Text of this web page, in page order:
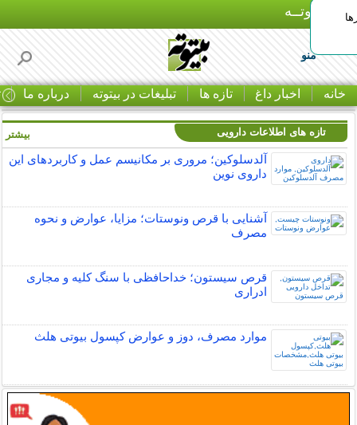
بـیتوتــه
منو
خانه اخبار داغ تازه ها تبلیغات در بیتوته درباره ما
تازه های اطلاعات دارویی
آلدسلوکین؛ مروری بر مکانیسم عمل و کاربردهای این
داروی نوین
آشنایی با قرص ونوستات؛ مزایا، عوارض و نحوه
مصرف
قرص سیستون؛ خداحافظی با سنگ کلیه و مجاری
ادراری
موارد مصرف، دوز و عوارض کپسول بیوتی هلث
بیشتر